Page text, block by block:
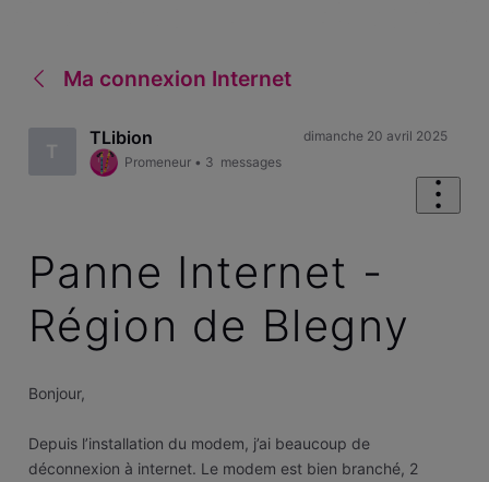
Ma connexion Internet
T
TLibion
Promeneur • 3 messages
dimanche 20 avril 2025
Panne Internet -
Région de Blegny
Bonjour,
Depuis l’installation du modem, j’ai beaucoup de
déconnexion à internet. Le modem est bien branché, 2